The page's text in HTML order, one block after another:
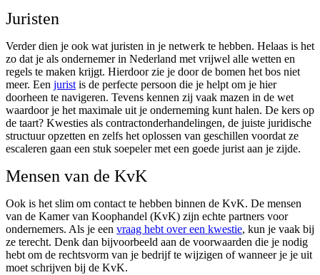
Juristen
Verder dien je ook wat juristen in je netwerk te hebben. Helaas is het
zo dat je als ondernemer in Nederland met vrijwel alle wetten en
regels te maken krijgt. Hierdoor zie je door de bomen het bos niet
meer. Een jurist is de perfecte persoon die je helpt om je hier
doorheen te navigeren. Tevens kennen zij vaak mazen in de wet
waardoor je het maximale uit je onderneming kunt halen. De kers op
de taart? Kwesties als contractonderhandelingen, de juiste juridische
structuur opzetten en zelfs het oplossen van geschillen voordat ze
escaleren gaan een stuk soepeler met een goede jurist aan je zijde.
Mensen van de KvK
Ook is het slim om contact te hebben binnen de KvK. De mensen
van de Kamer van Koophandel (KvK) zijn echte partners voor
ondernemers. Als je een vraag hebt over een kwestie, kun je vaak bij
ze terecht. Denk dan bijvoorbeeld aan de voorwaarden die je nodig
hebt om de rechtsvorm van je bedrijf te wijzigen of wanneer je je uit
moet schrijven bij de KvK.